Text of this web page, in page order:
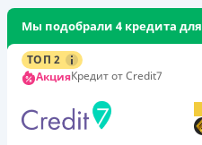
Мы подобрали 4 кредита
ТОП 2
АкцияКредит от Credit7